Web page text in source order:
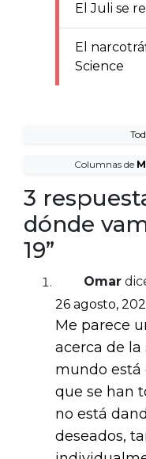
El Juli se
El
Science
Columnas de
3
dónde
19”
Omar
26 agosto,
Me parece
acerca de la
mundo está
que se han
no está
deseados,